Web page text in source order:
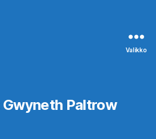
Valikko
Gwyneth Paltrow